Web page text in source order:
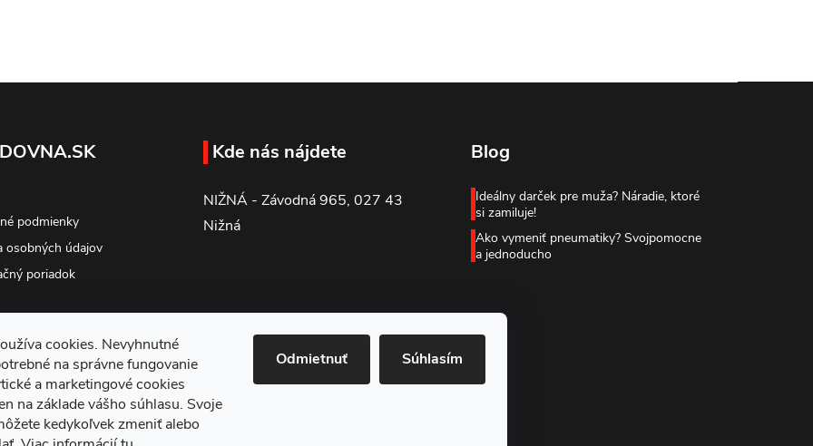
cookies. Nevyhnutné
na správne fungovanie
a marketingové cookies
na základe vášho súhlasu. Svoje
kedykoľvek zmeniť alebo
Odmietnuť Súhlasím
podmienky
osobných údajov
poriadok
Kde nás nájdete
NIŽNÁ - Závodná 965, 027 43
Nižná
Blog
Ideálny darček pre muža? Náradie, ktoré
si zamiluje!
Ako vymeniť pneumatiky? Svojpomocne
a jednoducho